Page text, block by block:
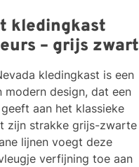
kledingkast
– grijs zwart
kledingkast is een
modern design, dat een
aan het klassieke
zijn strakke grijs-zwarte
lijnen voegt deze
verfijning toe aan